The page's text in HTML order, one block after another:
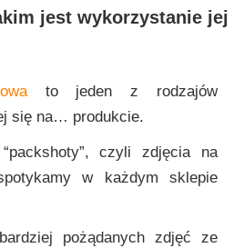
jest wykorzystanie jej
to jeden z rodzajów
się na… produkcie.
czyli zdjęcia na
w każdym sklepie
pożądanych zdjęć ze